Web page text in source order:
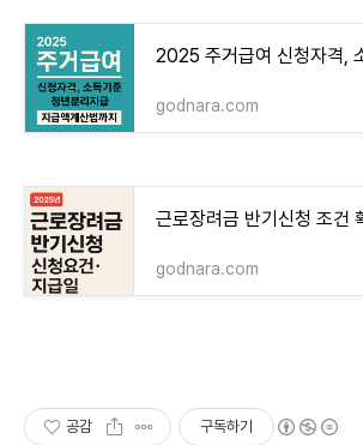
godnara.com
godnara.com
공감 구독하기